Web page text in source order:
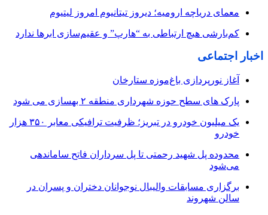
معمای دریاچه ارومیه؛ دیروز تیتانیوم امروز لیتیوم
کم‌بارشی هیچ ارتباطی به “هارپ” و عقیم‌سازی ابرها ندارد
اخبار اجتماعی
آغاز نورپردازی باغ‌موزه ستارخان
پارک های سطح حوزه شهرداری منطقه ۲ بهسازی می شود
یک میلیون خودرو در تبریز؛ ظرفیت ترافیکی معابر ۳۵۰ هزار
خودرو
محدوده پل شهید رحمتی تا پل سرداران فاتح ساماندهی
می‌شود
برگزاری مسابقات والیبال نوجوانان دختران و پسران در
سالن شهروند